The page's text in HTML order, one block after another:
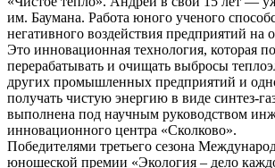
им. Баумана. Работа юного ученого
негативного воздействия предприятий
Это инновационная технология, которая
перерабатывать и очищать выбросы
других промышленных предприятий и
получать чистую энергию в виде синтез-
выполнена под научным руководством
инновационного центра «Сколково».
Победителями третьего сезона
юношеской премии «Экология – дело